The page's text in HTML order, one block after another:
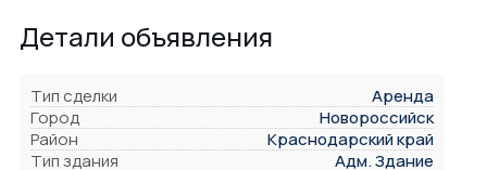
Детали объявления
Тип сделки
Аренда
Город
Новороссийск
Район
Краснодарский край
Тип здания
Адм. Здание